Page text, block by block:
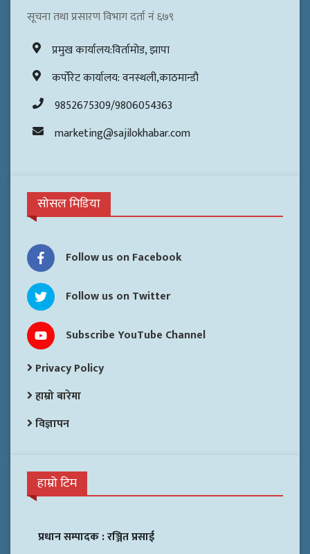
सूचना तथा प्रसारण विभाग दर्ता नं ६७९
प्रमुख कार्यालय:विर्तामोड, झापा
कर्पोरेट कार्यालय: वनस्थली,काठमान्डौ
9852675309/9806054363
marketing@sajilokhabar.com
सोसल मिडिया
Follow us on Facebook
Follow us on Twitter
Subscribe YouTube Channel
Privacy Policy
हाम्रो बारेमा
विज्ञापन
हाम्रो टिम
प्रधान सम्पादक :रञ्जित प्रसाई